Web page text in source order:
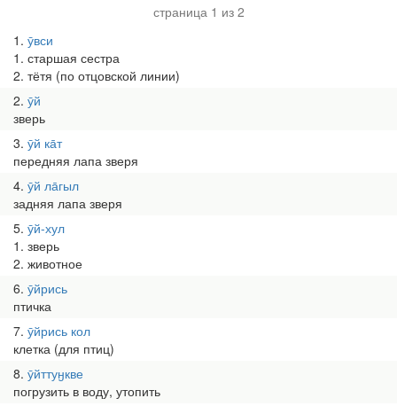
страница 1 из 2
1 ӯвси
1. старшая сестра
2. тётя (по отцовской линии)
2 ӯй
зверь
3 ӯй ка̄т
передняя лапа зверя
4 ӯй ла̄гыл
задняя лапа зверя
5 ӯй-хул
1. зверь
2. животное
6 ӯйрись
птичка
7 ӯйрись кол
клетка (для птиц)
8 ӯйттуӈкве
погрузить в воду, утопить